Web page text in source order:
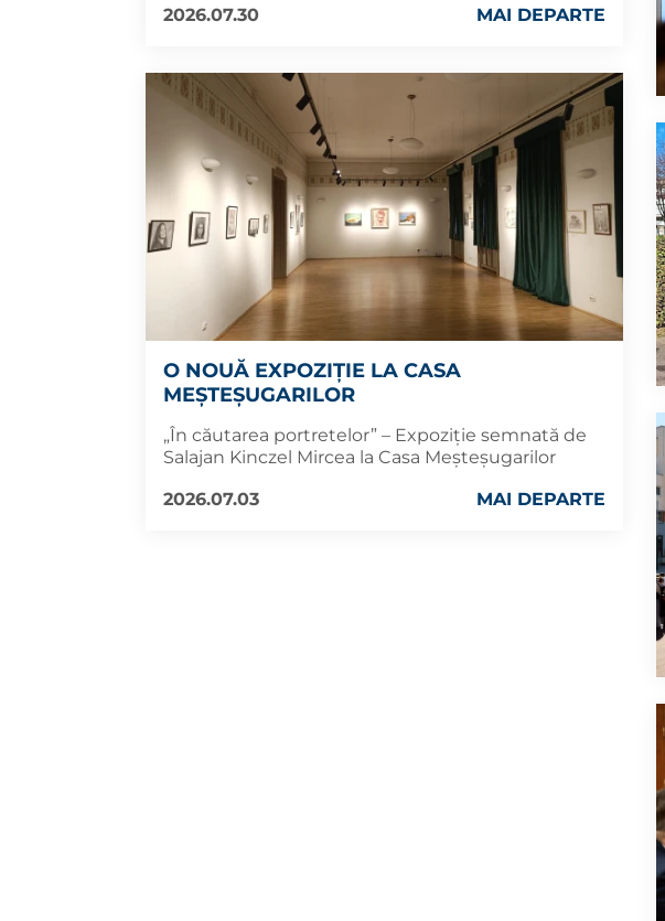
2026.07.30
MAI DEPARTE
O NOUĂ EXPOZIȚIE LA CASA
MEȘTEȘUGARILOR
„În căutarea portretelor” – Expoziție semnată de
Salajan Kinczel Mircea la Casa Meșteșugarilor
2026.07.03
MAI DEPARTE